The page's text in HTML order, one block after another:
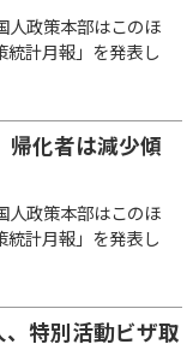
人政策本部はこのほ
統計月報」を発表し
帰化者は減少傾
人政策本部はこのほ
統計月報」を発表し
特別活動ビザ取